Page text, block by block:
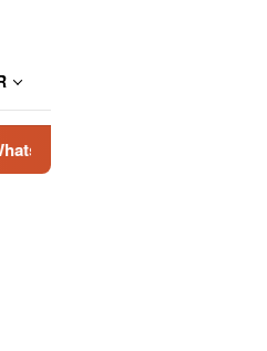
KPPG Sulsel Masih